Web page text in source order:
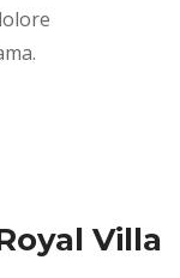
Villa